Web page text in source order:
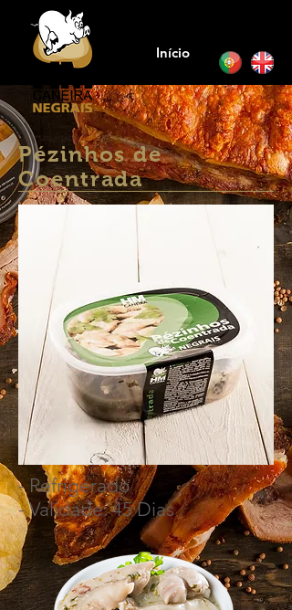
Início
Pézinhos de
Coentrada
- Refrigerado
- Validade: 45 Dias